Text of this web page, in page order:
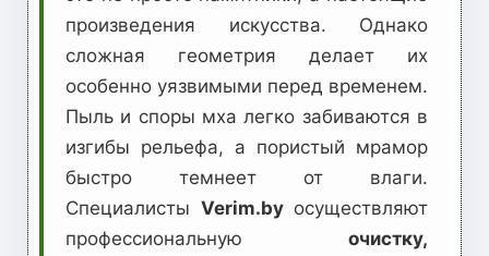
произведения искусства. Однако
сложная геометрия делает их
особенно уязвимыми перед временем.
Пыль и споры мха легко забиваются в
изгибы рельефа, а пористый мрамор
быстро темнеет от влаги.
Специалисты Verim.byосуществляют
профессиональную очистку,